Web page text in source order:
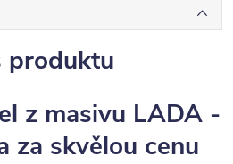
produktu
z masivu LADA -
za skvělou cenu